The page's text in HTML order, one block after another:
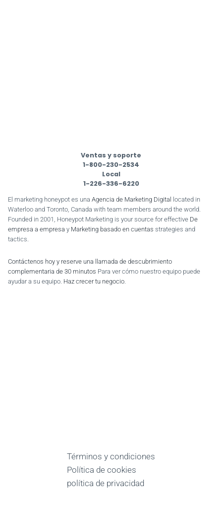
Ventas y soporte
1-800-230-2534
Local
1-226-336-6220
El marketing honeypot es una Agencia de Marketing Digital located in
Waterloo and Toronto, Canada with team members around the world.
Founded in 2001, Honeypot Marketing is your source for effective De
empresa a empresa y Marketing basado en cuentas strategies and
tactics.
Contáctenos hoy y reserve una llamada de descubrimiento
complementaria de 30 minutos Para ver cómo nuestro equipo puede
ayudar a su equipo. Haz crecer tu negocio.
Términos y condiciones
Política de cookies
política de privacidad